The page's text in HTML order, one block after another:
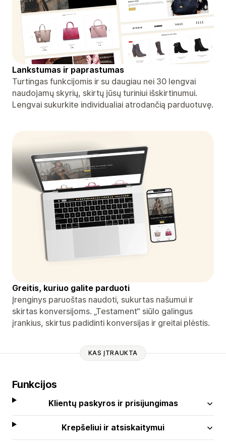
Lankstumas ir paprastumas
Turtingas funkcijomis ir su daugiau nei 30 lengvai
naudojamų skyrių, skirtų jūsų turiniui išskirtinumui.
Lengvai sukurkite individualiai atrodančią parduotuvę.
Greitis, kuriuo galite parduoti
Įrenginys paruoštas naudoti, sukurtas našumui ir
skirtas konversijoms. „Testament“ siūlo galingus
įrankius, skirtus padidinti konversijas ir greitai plėstis.
KAS ĮTRAUKTA
Funkcijos
Klientų paskyros ir prisijungimas
Krepšeliui ir atsiskaitymui